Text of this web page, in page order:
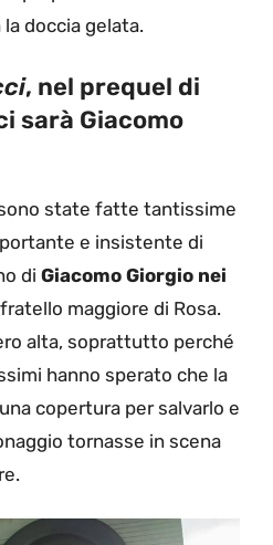
doccia gelata.
, nel prequel di
sarà Giacomo
sono state fatte tantissime
e insistente di
di Giacomo Giorgio nei
maggiore di Rosa.
alta, soprattutto perché
hanno sperato che la
copertura per salvarlo e
tornasse in scena